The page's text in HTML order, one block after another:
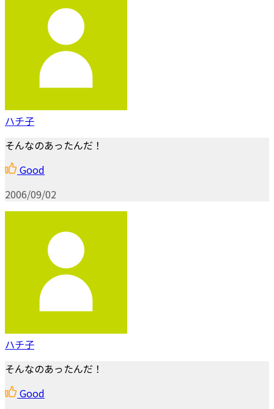
ハチ子
そんなのあったんだ！
Good
2006/09/02
ハチ子
そんなのあったんだ！
Good